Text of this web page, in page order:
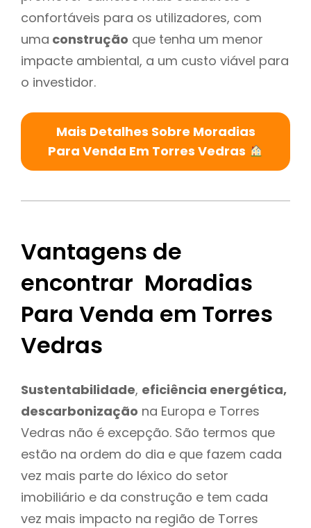
confortáveis para os utilizadores, com
uma construção que tenha um menor
impacte ambiental, a um custo viável para
o investidor.
Mais Detalhes Sobre Moradias
Para Venda Em Torres Vedras
Vantagens de
encontrar Moradias
Para Venda em Torres
Vedras
Sustentabilidade, eficiência energética,
descarbonização na Europa e Torres
Vedras não é excepção. São termos que
estão na ordem do dia e que fazem cada
vez mais parte do léxico do setor
imobiliário e da construção e tem cada
vez mais impacto na região de Torres